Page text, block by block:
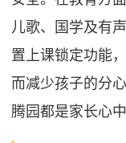
儿歌、国学及有
置上课锁定功能
而减少孩子的分
腾园都是家长心